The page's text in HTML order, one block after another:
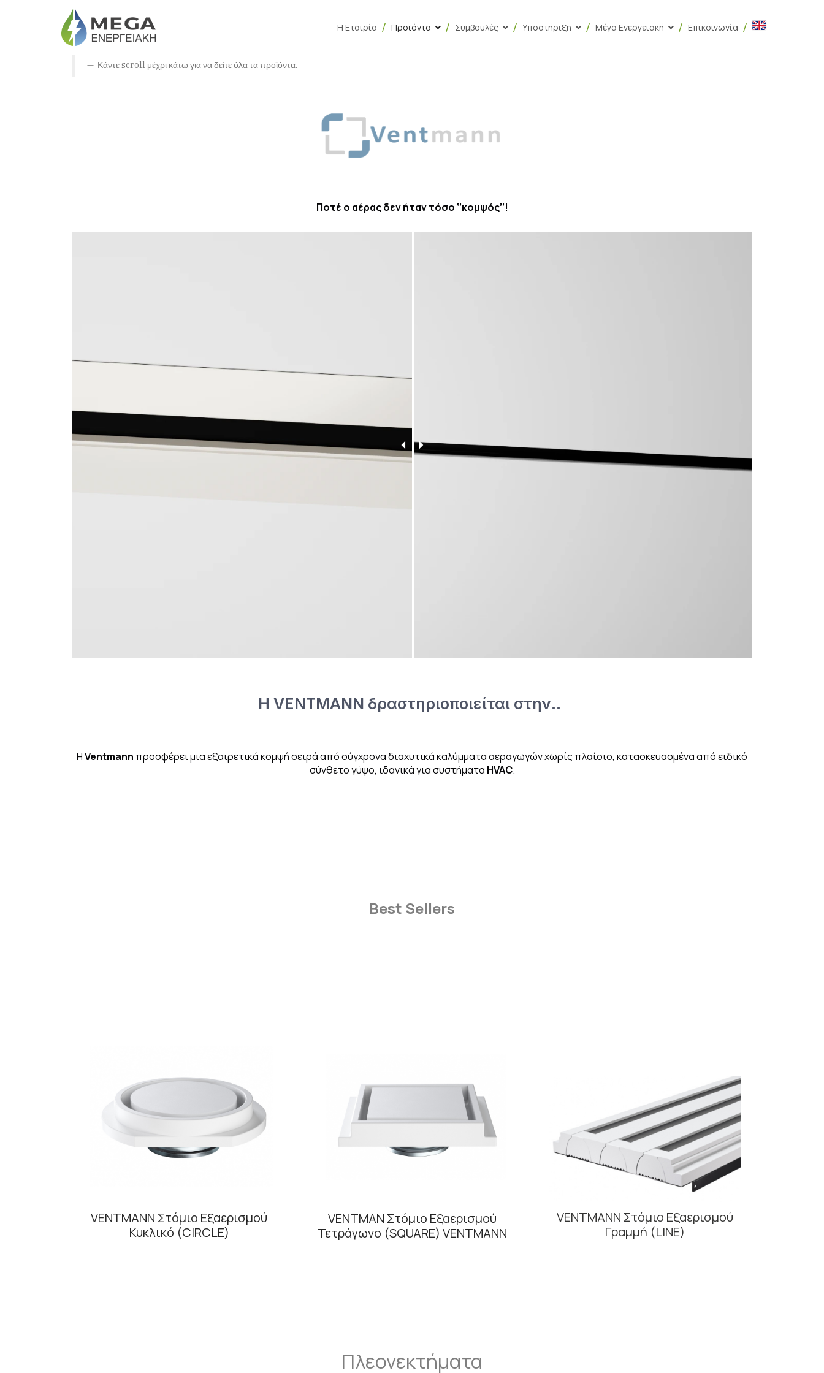
Η Εταιρία Προϊόντα Συμβουλές Υποστήριξη Μέγα Ενεργειακή Επικοινωνία
Κάντε scroll μέχρι κάτω για να δείτε όλα τα προϊόντα.
Ποτέ ο αέρας δεν ήταν τόσο ‘’κομψός’’!
Η VENTMANN δραστηριοποιείται στην..
ΗVentmann προσφέρει μια εξαιρετικά κομψή σειρά από σύγχρονα διαχυτικά καλύμματα αεραγωγών χωρίς πλαίσιο, κατασκευασμένα από ειδικό
σύνθετο γύψο, ιδανικά για συστήματα HVAC.
Best Sellers
VENTMANN Στόμιο Εξαερισμού
Κυκλικό (CIRCLE)
VENTMAN Στόμιο Εξαερισμού
Τετράγωνο (SQUARE) VENTMANN
VENTMANN Στόμιο Εξαερισμού
Γραμμή (LINE)
Πλεονεκτήματα